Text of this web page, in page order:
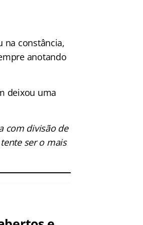
na constância,
anotando
deixou uma
com divisão de
ser o mais